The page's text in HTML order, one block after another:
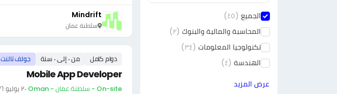
الجميع (٤٥)
المحاسبة والمالية والبنوك (٢)
تكنولوجيا المعلومات (٣٤)
الهندسة (٤)
عرض المزيد
Mindrift
سلطنة عمان
دوام كامل من ٠ إلى ٠ سنة جولف تالنت
Mobile App Developer
On-site - سلطنة عمان - Oman ·٢٠ يوليو ٢٠٢٦